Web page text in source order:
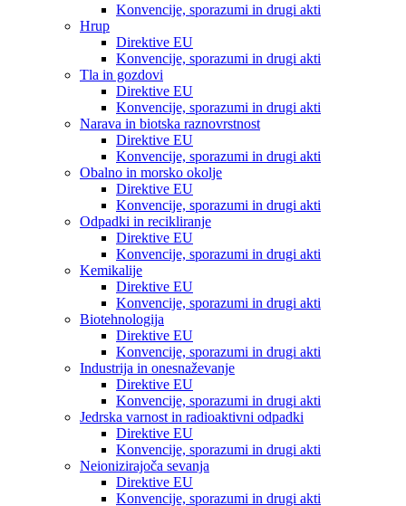
Konvencije, sporazumi in drugi akti
Hrup
Direktive EU
Konvencije, sporazumi in drugi akti
Tla in gozdovi
Direktive EU
Konvencije, sporazumi in drugi akti
Narava in biotska raznovrstnost
Direktive EU
Konvencije, sporazumi in drugi akti
Obalno in morsko okolje
Direktive EU
Konvencije, sporazumi in drugi akti
Odpadki in recikliranje
Direktive EU
Konvencije, sporazumi in drugi akti
Kemikalije
Direktive EU
Konvencije, sporazumi in drugi akti
Biotehnologija
Direktive EU
Konvencije, sporazumi in drugi akti
Industrija in onesnaževanje
Direktive EU
Konvencije, sporazumi in drugi akti
Jedrska varnost in radioaktivni odpadki
Direktive EU
Konvencije, sporazumi in drugi akti
Neionizirajoča sevanja
Direktive EU
Konvencije, sporazumi in drugi akti